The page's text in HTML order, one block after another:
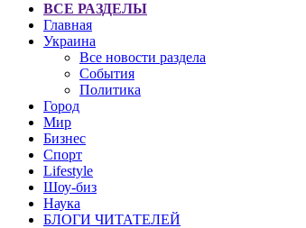
ВСЕ РАЗДЕЛЫ
Главная
Украина
Все новости раздела
События
Политика
Город
Мир
Бизнес
Спорт
Lifestyle
Шоу-биз
Наука
БЛОГИ ЧИТАТЕЛЕЙ